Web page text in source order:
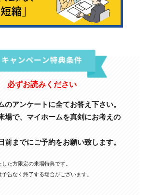
必ずお読みください
アンケートに全てお答え下さい。
場で、マイホームを真剣にお考えの
までにご予約をお願い致します。
た方限定の来場特典です。
告なく終了する場合がございます。